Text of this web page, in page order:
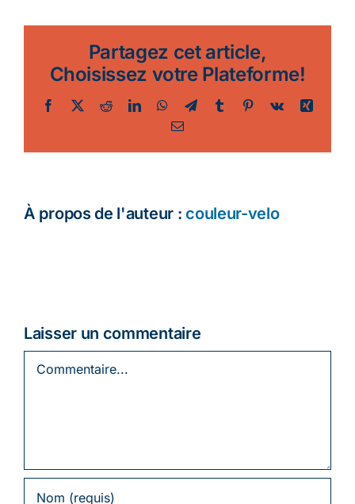
Conseils
Actualité
Partagez cet article,
Choisissez votre Plateforme!
Facebook
TwitterRedditLinkedInWhatsApp
TelegramTumblr Pinterest
Vk
Xing
Email
À propos de l'auteur :couleur-velo
Laisser un commentaire